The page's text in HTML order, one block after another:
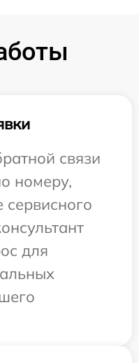
связи
номеру,
сервисного
для